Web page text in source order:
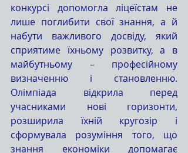
конкурсі допомогла ліцеїстам не
лише поглибити свої знання, а й
набути важливого досвіду, який
сприятиме їхньому розвитку, а в
майбутньому – професійному
визначенню і становленню.
Олімпіада відкрила перед
учасниками нові горизонти,
розширила їхній кругозір і
сформувала розуміння того, що
знання економіки допомагає